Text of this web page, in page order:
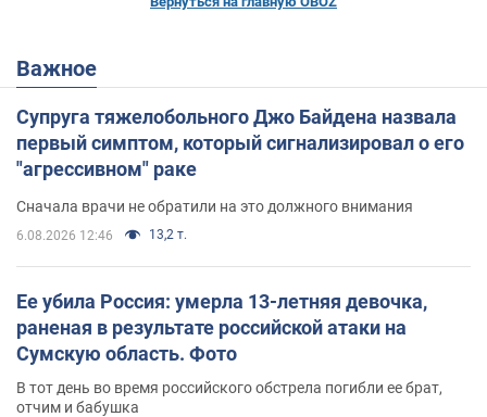
Важное
Супруга тяжелобольного Джо Байдена назвала
первый симптом, который сигнализировал о его
"агрессивном" раке
Сначала врачи не обратили на это должного внимания
6.08.2026 12:46 13,2 т.
Ее убила Россия: умерла 13-летняя девочка,
раненая в результате российской атаки на
Сумскую область. Фото
В тот день во время российского обстрела погибли ее брат,
отчим и бабушка